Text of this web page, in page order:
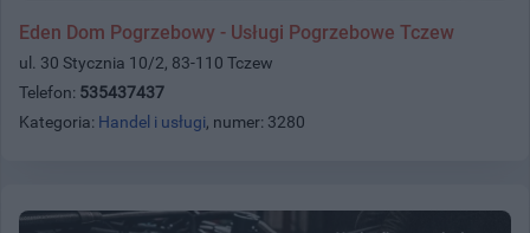
Eden Dom Pogrzebowy - Usługi Pogrzebowe Tczew
ul. 30 Stycznia 10/2, 83-110 Tczew
Telefon: 535437437
Kategoria: Handel i usługi, numer: 3280